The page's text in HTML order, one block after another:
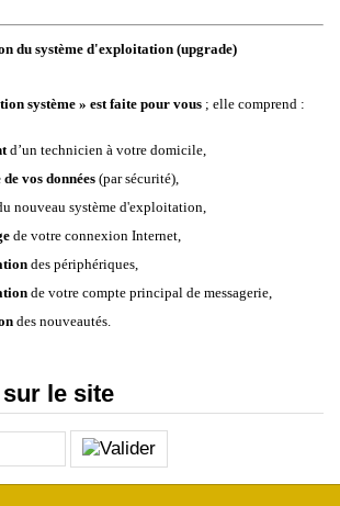
du système d'exploitation (upgrade)
système » est faite pour vous ; elle comprend :
d’un technicien à votre domicile,
vos données (par sécurité),
nouveau système d'exploitation,
de votre connexion Internet,
des périphériques,
de votre compte principal de messagerie,
des nouveautés.
le site